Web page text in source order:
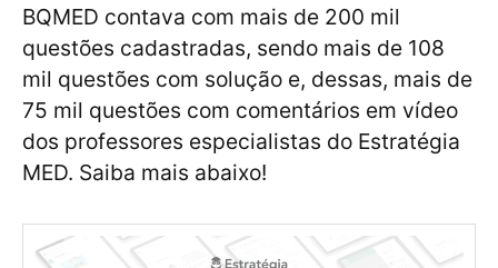
BQMED contava com mais de 200 mil
questões cadastradas, sendo mais de 108
mil questões com solução e, dessas, mais de
75 mil questões com comentários em vídeo
dos professores especialistas do Estratégia
MED. Saiba mais abaixo!